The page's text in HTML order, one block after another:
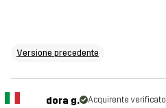
Versione precedente
dora g. Acquirente verificato